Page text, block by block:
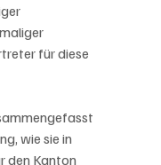
für diese
wie sie in
den Kanton